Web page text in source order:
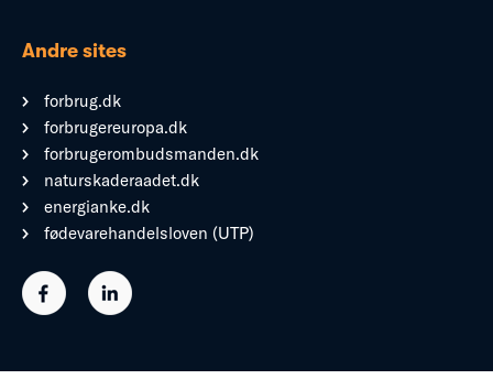
Andre sites
forbrug.dk
forbrugereuropa.dk
forbrugerombudsmanden.dk
naturskaderaadet.dk
energianke.dk
fødevarehandelsloven (UTP)